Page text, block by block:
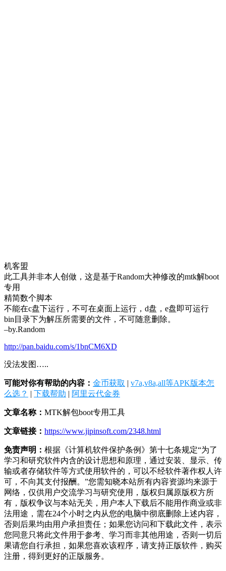
机客盟
此工具并非本人创做，这是基于Random大神修改的mtk解boot
专用
精简数个脚本
不能在c盘下运行，不可在桌面上运行，d盘，e盘即可运行
bin目录下为解压所需要的文件，不可随意删除。
–by.Random
http://pan.baidu.com/s/1bnCM6XD
没法发图…..
可能对你有帮助的内容： 金币获取 | v7a,v8a,all等APK版本怎
么选？ | 下载帮助 | 阿里云代金券
文章名称： MTK解包boot专用工具
文章链接： https://www.jipinsoft.com/2348.html
免责声明： 根据《计算机软件保护条例》第十七条规定“为了
学习和研究软件内含的设计思想和原理，通过安装、显示、传
输或者存储软件等方式使用软件的，可以不经软件著作权人许
可，不向其支付报酬。”您需知晓本站所有内容资源均来源于
网络，仅供用户交流学习与研究使用，版权归属原版权方所
有，版权争议与本站无关，用户本人下载后不能用作商业或非
法用途，需在24个小时之内从您的电脑中彻底删除上述内容，
否则后果均由用户承担责任；如果您访问和下载此文件，表示
您同意只将此文件用于参考、学习而非其他用途，否则一切后
果请您自行承担，如果您喜欢该程序，请支持正版软件，购买
注册，得到更好的正版服务。